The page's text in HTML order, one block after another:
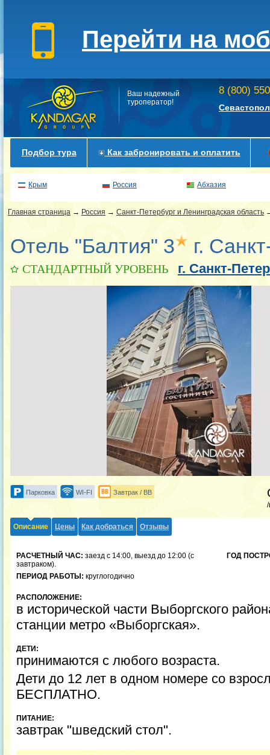
Перейти на
Ваш надежный
туроператор!
8 (800)
Подбор тура Как забронировать и оплатить
Крым Россия Абхазия
Главная страница → Россия → Санкт-Петербург и Ленинградская область
Отель "Балтия" 3 г.
СТАНДАРТНЫЙ УРОВЕНЬ г. Санкт-
Парковка WI-FI Завтрак / BB
Описание Цены Как добраться Отзывы
РАСЧЕТНЫЙ ЧАС: заезд с 14:00, выезд до 12:00 (с
завтраком).
ГОД
ПЕРИОД РАБОТЫ: круглогодично
РАСПОЛОЖЕНИЕ:
в исторической части Выборгского
станции метро «Выборгская».
ДЕТИ:
принимаются с любого возраста.
Дети до 12 лет в одном номере со
БЕСПЛАТНО.
ПИТАНИЕ:
завтрак "шведский стол".